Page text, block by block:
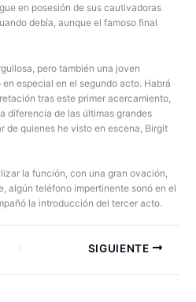
en posesión de sus cautivadoras
debía, aunque el famoso final
pero también una joven
especial en el segundo acto. Habrá
tras este primer acercamiento,
diferencia de las últimas grandes
de quienes he visto en escena, Birgit
la función, con una gran ovación,
algún teléfono impertinente sonó en el
la introducción del tercer acto.
SIGUIENTE